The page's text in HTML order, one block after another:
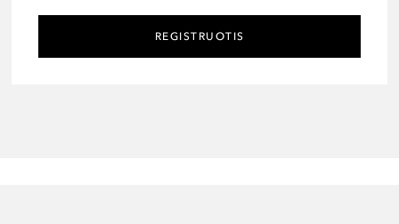
REGISTRUOTIS